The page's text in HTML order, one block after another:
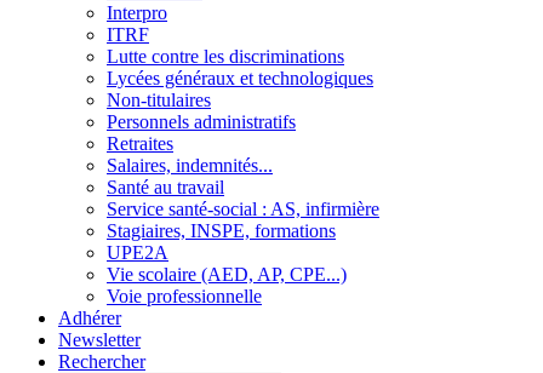
Interpro
ITRF
Lutte contre les discriminations
Lycées généraux et technologiques
Non-titulaires
Personnels administratifs
Retraites
Salaires, indemnités...
Santé au travail
Service santé-social : AS, infirmière
Stagiaires, INSPE, formations
UPE2A
Vie scolaire (AED, AP, CPE...)
Voie professionnelle
Adhérer
Newsletter
Rechercher